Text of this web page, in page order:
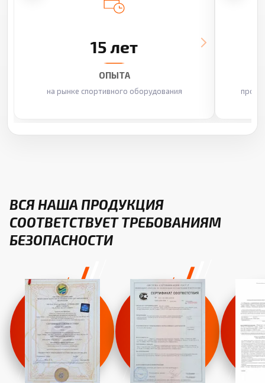
15 лет
ОПЫТА
на рынке спортивного оборудования
ВСЯ НАША ПРОДУКЦИЯ
СООТВЕТСТВУЕТ ТРЕБОВАНИЯМ
БЕЗОПАСНОСТИ